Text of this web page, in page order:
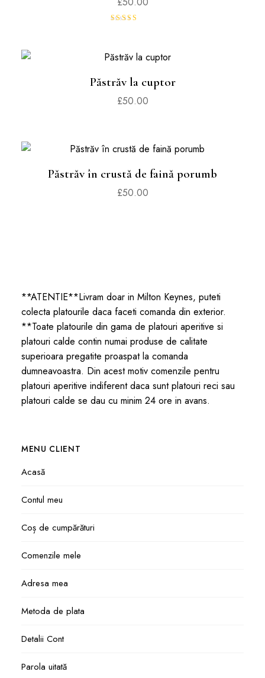
Păstrăv la cuptor
£50.00
Păstrăv în crustă de faină porumb
£50.00
**ATENTIE**Livram doar in Milton Keynes, puteti
colecta platourile daca faceti comanda din exterior.
**Toate platourile din gama de platouri aperitive si
platouri calde contin numai produse de calitate
superioara pregatite proaspat la comanda
dumneavoastra. Din acest motiv comenzile pentru
platouri aperitive indiferent daca sunt platouri reci sau
platouri calde se dau cu minim 24 ore in avans.
MENU CLIENT
Acasă
Contul meu
Coș de cumpărături
Comenzile mele
Adresa mea
Metoda de plata
Detalii Cont
Parola uitată